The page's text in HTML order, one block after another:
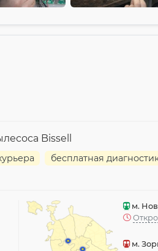
Bissell
бесплатная
м.
м.